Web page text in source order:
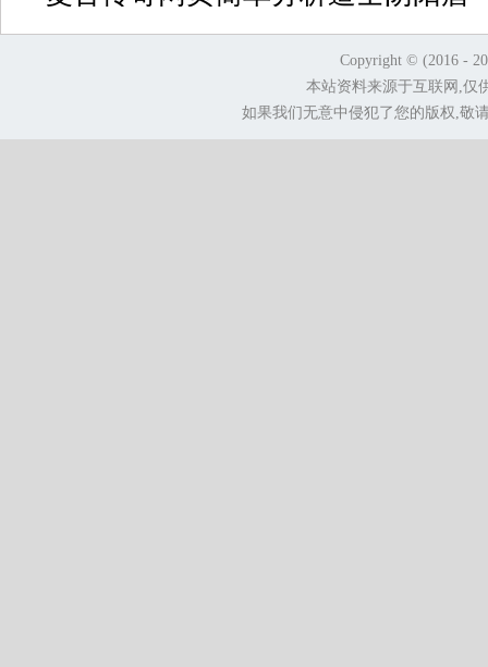
Copyright © (2016 -
本站资料来源于互联网,仅
如果我们无意中侵犯了您的版权,敬